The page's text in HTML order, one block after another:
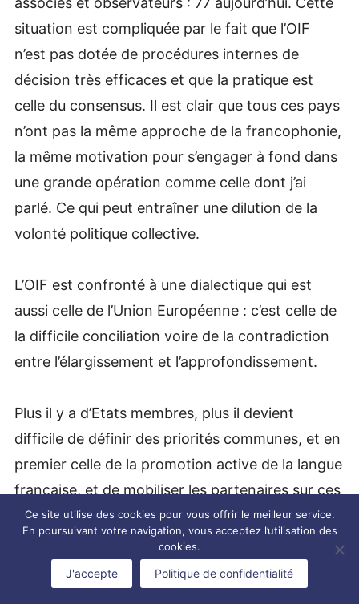
situation est compliquée par le fait que l’OIF
n’est pas dotée de procédures internes de
décision très efficaces et que la pratique est
celle du consensus. Il est clair que tous ces pays
n’ont pas la même approche de la francophonie,
la même motivation pour s’engager à fond dans
une grande opération comme celle dont j’ai
parlé. Ce qui peut entraîner une dilution de la
volonté politique collective.
L’OIF est confronté à une dialectique qui est
aussi celle de l’Union Européenne : c’est celle de
la difficile conciliation voire de la contradiction
entre l’élargissement et l’approfondissement.
Plus il y a d’Etats membres, plus il devient
difficile de définir des priorités communes, et en
premier celle de la promotion active de la langue
française, et de mobiliser les partenaires sur ces
priorités en y consacrant les moyens
nécessaires.
En Europe, on a fini par trouver une solution, en
Ce site utilise des cookies pour vous offrir le meilleur service.
En poursuivant votre navigation, vous acceptez l’utilisation des
cookies.
J'accepte Politique de confidentialité